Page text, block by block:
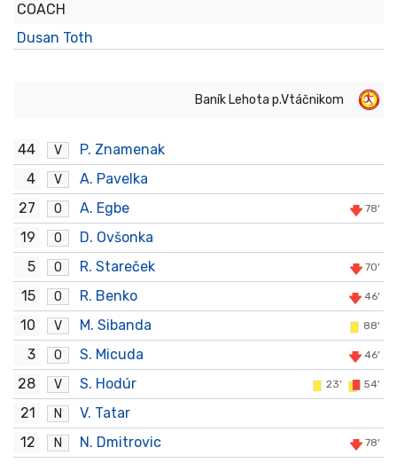
COACH
Dusan Toth
Baník Lehota p.Vtáčnikom
44 V
P. Znamenak
4
V
A. Pavelka
27
O A. Egbe 78'
19 O
D. Ovšonka
5
O R. Stareček 70'
15 O R. Benko 46'
10 V M. Sibanda 88'
3 O S. Micuda 46'
28 V S. Hodúr 23' 54'
21 N
V. Tatar
12
N N. Dmitrovic 78'